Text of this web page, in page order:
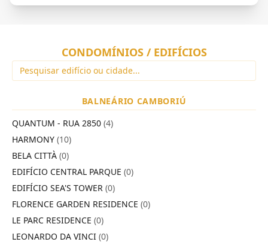
CONDOMÍNIOS / EDIFÍCIOS
BALNEÁRIO CAMBORIÚ
QUANTUM - RUA 2850 (4)
HARMONY (10)
BELA CITTÀ (0)
EDIFÍCIO CENTRAL PARQUE (0)
EDIFÍCIO SEA'S TOWER (0)
FLORENCE GARDEN RESIDENCE (0)
LE PARC RESIDENCE (0)
LEONARDO DA VINCI (0)